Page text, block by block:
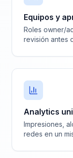
Equipos y
Roles owner/
revisión antes
Analytics
Impresiones,
redes en un